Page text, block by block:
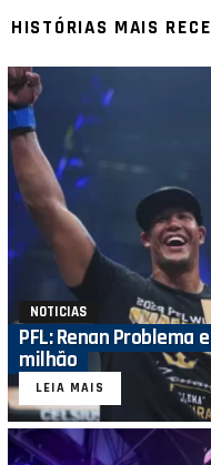
HISTÓRIAS MAIS
NOTICIAS
PFL: Renan Problema
milhão
LEIA MAIS